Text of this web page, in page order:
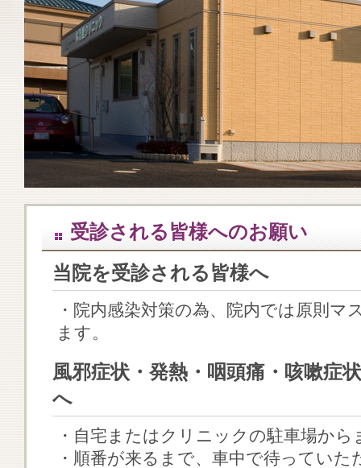
受診される皆様へのお願い
当院を受診される皆様へ
・院内感染対策の為、院内では原則マ
ます。
風邪症状・発熱・咽頭痛・咳嗽症
へ
・自宅またはクリニックの駐車場か
・順番が来るまで、車中で待ってい